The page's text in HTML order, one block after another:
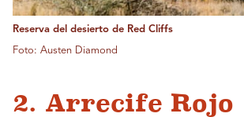
Reserva del desierto de Red Cliffs
Foto: Austen Diamond
2. Arrecife Rojo